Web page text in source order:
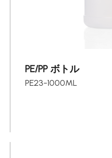
PE/PP ボトル
PE23-1000ML